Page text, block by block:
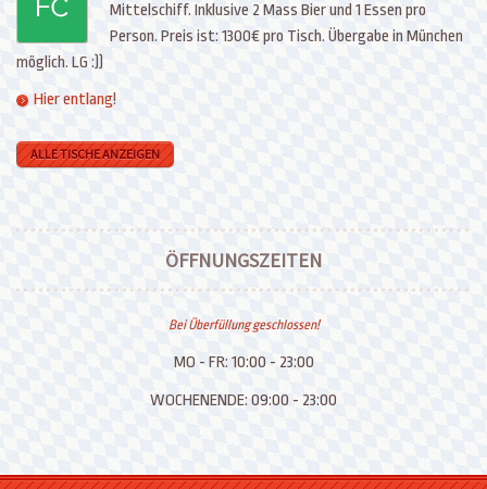
Mittelschiff. Inklusive 2 Mass Bier und 1 Essen pro
Person. Preis ist: 1300€ pro Tisch. Übergabe in München
möglich. LG :))
Hier entlang!
ALLE TISCHE ANZEIGEN
ÖFFNUNGSZEITEN
Bei Überfüllung geschlossen!
MO - FR: 10:00 - 23:00
WOCHENENDE: 09:00 - 23:00